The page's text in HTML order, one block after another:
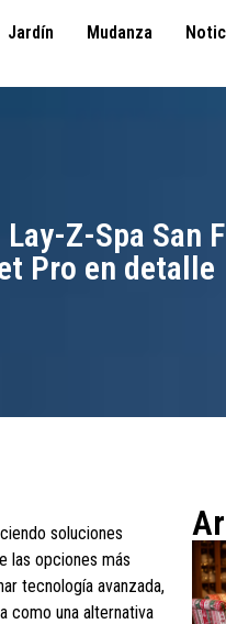
Jardín Mudanza
Z-Spa San
Pro en detalle
soluciones
las opciones más
tecnología avanzada,
como una alternativa